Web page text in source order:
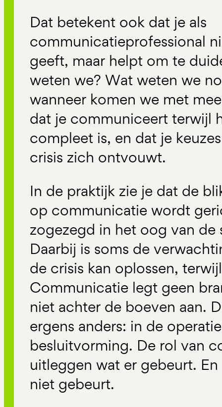
Dat betekent ook dat je als
communicatieprofessional
geeft, maar helpt om te
weten we? Wat weten we
wanneer komen we met
dat je communiceert terwijl
compleet is, en dat je
crisis zich ontvouwt.
In de praktijk zie je dat de
op communicatie wordt
zogezegd in het oog van
Daarbij is soms de
de crisis kan oplossen,
Communicatie legt geen
niet achter de boeven aan.
ergens anders: in de
besluitvorming. De rol van
uitleggen wat er gebeurt.
niet gebeurt.